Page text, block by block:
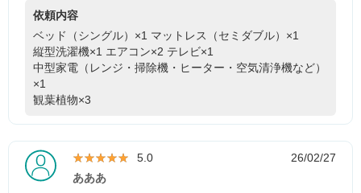
依頼内容
ベッド（シングル）×1 マットレス（セミダブル）×1
縦型洗濯機×1 エアコン×2 テレビ×1
中型家電（レンジ・掃除機・ヒーター・空気清浄機など）
×1
観葉植物×3
★★★★★
★★★★★ 5.0
26/02/27
あああ